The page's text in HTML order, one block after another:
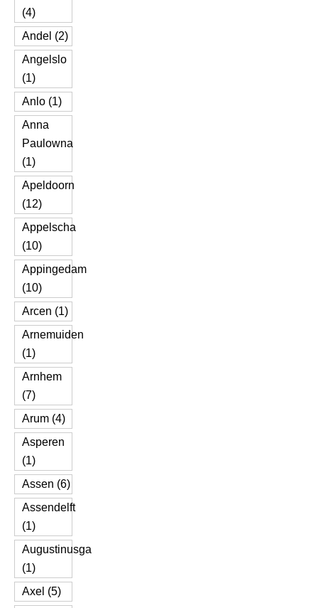
(4)
Andel (2)
Angelslo
(1)
Anlo (1)
Anna
Paulowna
(1)
Apeldoorn
(12)
Appelscha
(10)
Appingedam
(10)
Arcen (1)
Arnemuiden
(1)
Arnhem
(7)
Arum (4)
Asperen
(1)
Assen (6)
Assendelft
(1)
Augustinusga
(1)
Axel (5)